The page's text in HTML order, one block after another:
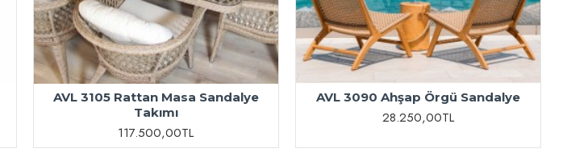
AVL 3105 Rattan Masa Sandalye
Takımı
117.500,00TL
AVL 3090 Ahşap Örgü Sandalye
28.250,00TL